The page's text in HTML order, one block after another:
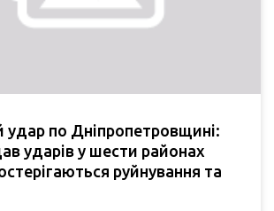
удар по Дніпропетровщині:
ударів у шести районах
руйнування та